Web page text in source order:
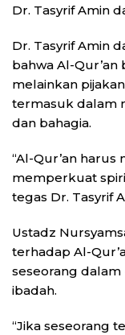
Dr. Tasyrif Amin
Dr. Tasyrif Amin
bahwa Al-
melainkan
termasuk dalam
dan bahagia.
“Al-Qur’an
memperkuat
tegas Dr. Tasyrif
Ustadz
terhadap Al-
seseorang dalam
ibadah.
“Jika seseorang